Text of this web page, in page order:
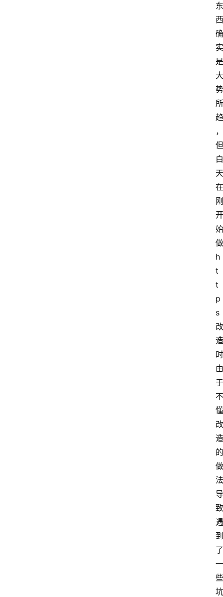
东
西
确
实
是
大
势
所
趋
，
但
白
天
在
刚
开
始
做
h
t
t
p
s
改
造
时
由
于
不
懂
改
造
的
做
法
导
致
遇
到
了
一
些
坑